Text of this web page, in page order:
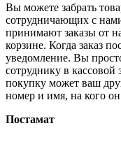
Вы можете забрать
сотрудничающих с
принимают заказы от
корзине. Когда заказ
уведомление. Вы
сотруднику в кассовой
покупку может ваш
номер и имя, на кого
Постамат